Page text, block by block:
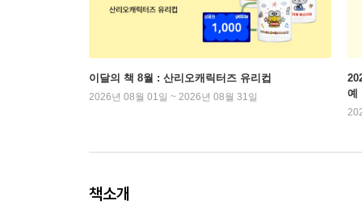
이달의 책 8월 : 산리오캐릭터즈 유리컵
2026년 08월 01일 ~ 2026년 08월 31일
예
책소개